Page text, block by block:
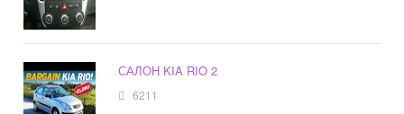
САЛОН KIA RIO 2
6211